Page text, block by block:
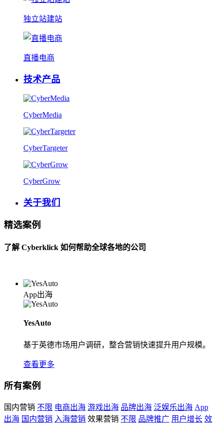
独立站建站
直播电商
技术产品
CyberMedia
CyberTargeter
CyberGrow
关于我们
精选案例
了解 Cyberklick 如何帮助全球各地的公司
App出海
YesAuto
基于英德市场用户调研，整合营销快速提升用户规模。
查看更多
所有案例
国内营销 不限 电商出海 游戏出海 品牌出海 泛娱乐出海 App
出海 国内营销 入海营销 效果营销 不限 品牌推广 用户增长 效